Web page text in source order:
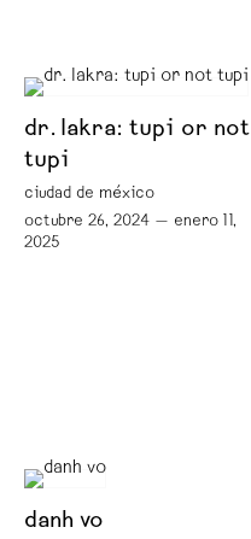
dr. lakra: tupi or not
tupi
ciudad de méxico
octubre 26, 2024 — enero 11,
2025
danh vo